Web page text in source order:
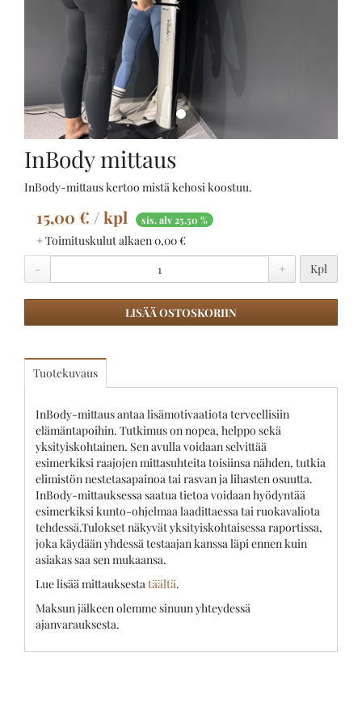
InBody mittaus
InBody-mittaus kertoo mistä kehosi koostuu.
15,00 € / kpl sis. alv 25,50 %
+ Toimituskulut alkaen 0,00 €
-
+ Kpl
LISÄÄ OSTOSKORIIN
Tuotekuvaus
InBody-mittaus antaa lisämotivaatiota terveellisiin
elämäntapoihin. Tutkimus on nopea, helppo sekä
yksityiskohtainen. Sen avulla voidaan selvittää
esimerkiksi raajojen mittasuhteita toisiinsa nähden, tutkia
elimistön nestetasapainoa tai rasvan ja lihasten osuutta.
InBody-mittauksessa saatua tietoa voidaan hyödyntää
esimerkiksi kunto-ohjelmaa laadittaessa tai ruokavaliota
tehdessä.Tulokset näkyvät yksityiskohtaisessa raportissa,
joka käydään yhdessä testaajan kanssa läpi ennen kuin
asiakas saa sen mukaansa.
Lue lisää mittauksestatäältä.
Maksun jälkeen olemme sinuun yhteydessä
ajanvarauksesta.